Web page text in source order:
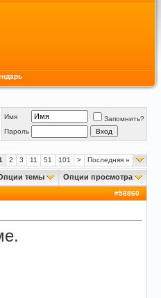
Имя
Запомнить?
Пароль
2 3 11 51 101 > Последняя »
темы Опции просмотра
#58860